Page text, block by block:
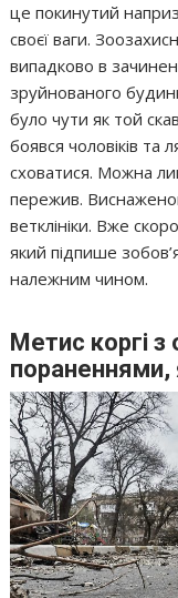
це покинутий
своєї ваги.
випадково в
зруйнованого
було чути як той
боявся чоловіків
сховатися. Можна
пережив.
ветклініки. Вже
який підпише
належним чином.
Метис коргі
пораненнями,